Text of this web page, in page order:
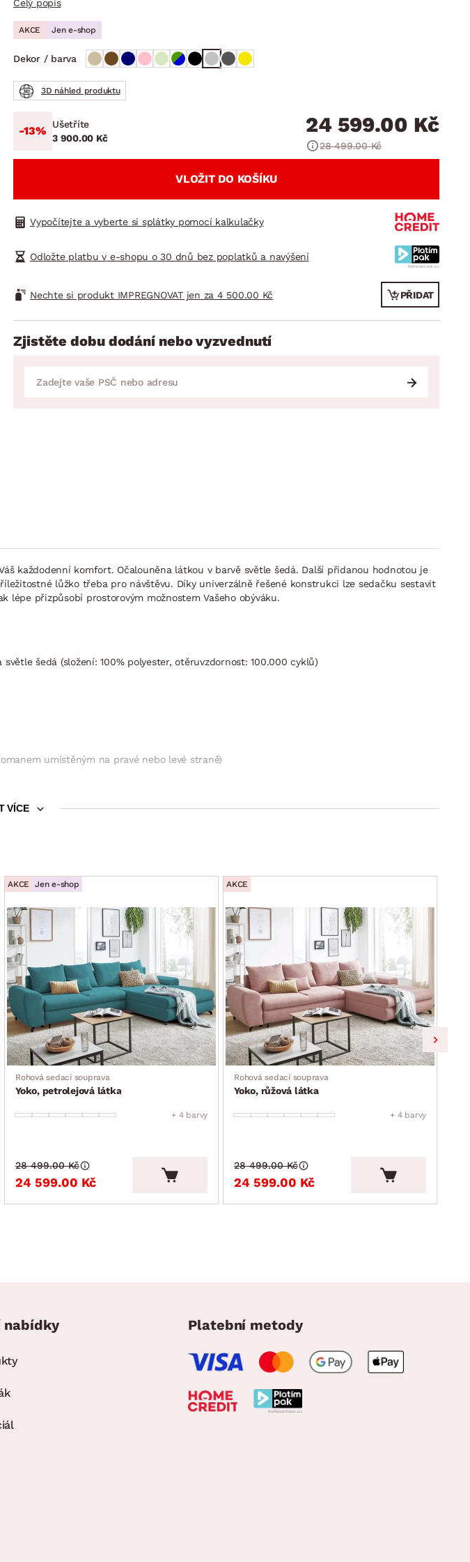
Celý popis
AKCE Jen e-shop
Dekor / barva
3D náhled produktu
-13%
Ušetříte
3 900.00 Kč
24 599.00 Kč
28 499.00 Kč
VLOŽIT DO KOŠÍKU
Vypočítejte a vyberte si splátky pomocí kalkulačky
Odložte platbu v e-shopu o 30 dnů bez poplatků a navýšení
Nechte si produkt IMPREGNOVAT jen za 4 500.00 Kč PŘIDAT
Zjistěte dobu dodání nebo vyzvednutí
každodenní komfort. Očalouněna látkou v barvě světle šedá. Další přidanou hodnotou je
lůžko třeba pro návštěvu. Díky univerzálně řešené konstrukci lze sedačku sestavit
lépe přizpůsobí prostorovým možnostem Vašeho obýváku.
šedá (složení: 100% polyester, otěruvzdornost: 100.000 cyklů)
umístěným na pravé nebo levé straně)
rozkladu – příležitostné lůžko snadno vznikne po vysunutí sedáku vpřed a sklopení
VÍCE
AKCE Jen e-shop
Rohová sedací souprava
Yoko, petrolejová látka
+ 4 barvy
24 599.00 Kč
28 499.00 Kč
AKCE
Rohová sedací souprava
Yoko, růžová látka
+ 4 barvy
24 599.00 Kč
28 499.00 Kč
nabídky Platební metody